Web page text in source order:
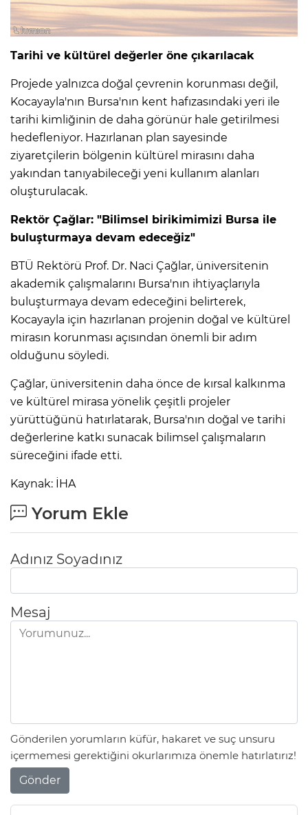
Tarihi ve kültürel değerler öne çıkarılacak
Projede yalnızca doğal çevrenin korunması değil,
Kocayayla'nın Bursa'nın kent hafızasındaki yeri ile
tarihi kimliğinin de daha görünür hale getirilmesi
hedefleniyor. Hazırlanan plan sayesinde
ziyaretçilerin bölgenin kültürel mirasını daha
yakından tanıyabileceği yeni kullanım alanları
oluşturulacak.
Rektör Çağlar: "Bilimsel birikimimizi Bursa ile
buluşturmaya devam edeceğiz"
BTÜ Rektörü Prof. Dr. Naci Çağlar, üniversitenin
akademik çalışmalarını Bursa'nın ihtiyaçlarıyla
buluşturmaya devam edeceğini belirterek,
Kocayayla için hazırlanan projenin doğal ve kültürel
mirasın korunması açısından önemli bir adım
olduğunu söyledi.
Çağlar, üniversitenin daha önce de kırsal kalkınma
ve kültürel mirasa yönelik çeşitli projeler
yürüttüğünü hatırlatarak, Bursa'nın doğal ve tarihi
değerlerine katkı sunacak bilimsel çalışmaların
süreceğini ifade etti.
Kaynak: İHA
Yorum Ekle
Adınız Soyadınız
Mesaj
Gönderilen yorumların küfür, hakaret ve suç unsuru
içermemesi gerektiğini okurlarımıza önemle hatırlatırız!
Gönder